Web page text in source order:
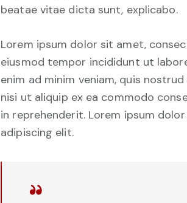
beatae vitae dicta sunt, explicabo.
Lorem ipsum dolor sit amet,
eiusmod tempor incididunt ut
enim ad minim veniam, quis
nisi ut aliquip ex ea commodo
in reprehenderit. Lorem ipsum
adipiscing elit.